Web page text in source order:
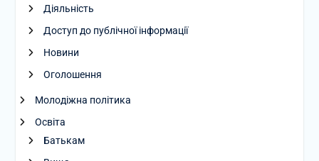
Діяльність
Доступ до публічної інформації
Новини
Оголошення
Молодіжна політика
Освіта
Батькам